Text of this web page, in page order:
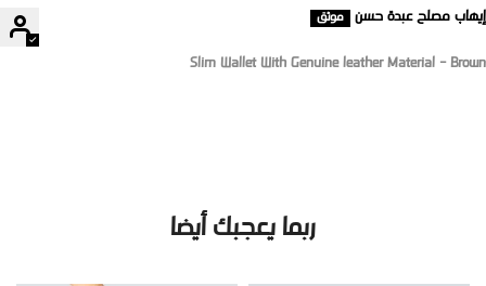
إيهاب مصلح عبدة حسن
Slim Wallet With Genuine leather Material - Brown
ربما يعجبك أيضا